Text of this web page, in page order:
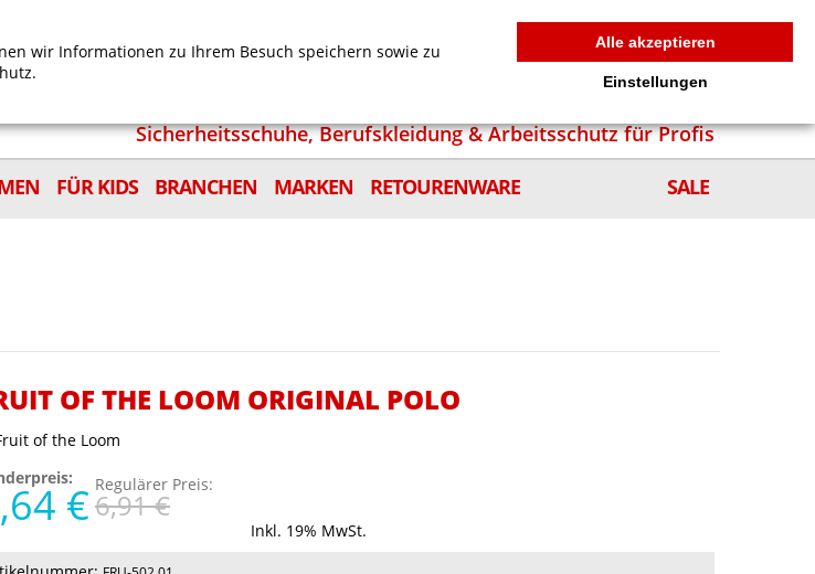
MEIN WARENKORB 0
Sicherheitsschuhe, Berufskleidung & Arbeitsschutz für Profis
FÜR KIDS BRANCHEN MARKEN RETOURENWARE SALE
OF THE LOOM ORIGINAL POLO
€ Regulärer Preis:
6,91 €
Inkl. 19% MwSt.
wir Informationen zu Ihrem Besuch speichern sowie zu
Alle akzeptieren
Einstellungen